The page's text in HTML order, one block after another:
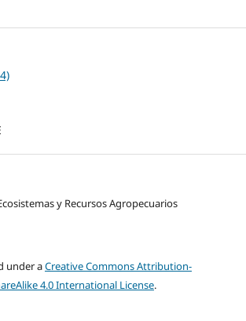
y Recursos Agropecuarios
under aCreative Commons Attribution-
4.0 International License.